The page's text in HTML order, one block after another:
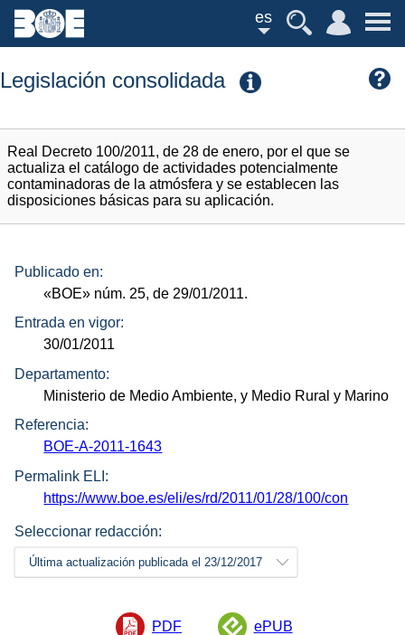
es
Legislación consolidada
Real Decreto 100/2011, de 28 de enero, por el que se
actualiza el catálogo de actividades potencialmente
contaminadoras de la atmósfera y se establecen las
disposiciones básicas para su aplicación.
Publicado en:
«BOE» núm. 25, de 29/01/2011.
Entrada en vigor:
30/01/2011
Departamento:
Ministerio de Medio Ambiente, y Medio Rural y Marino
Referencia:
BOE-A-2011-1643
Permalink ELI:
https://www.boe.es/eli/es/rd/2011/01/28/100/con
Seleccionar redacción:
Última actualización publicada el 23/12/2017
PDF ePUB